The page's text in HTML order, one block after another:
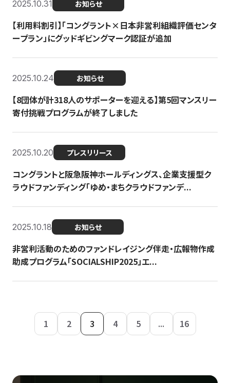
2025.10.31 お知らせ
【利用料割引】「コングラント×日本非営利組織評価センタ
ープラン」にグッドギビングマーク認証が追加
2025.10.24 お知らせ
【8団体が計318人のサポーターを迎える】​​第5回マンスリー
寄付挑戦プログラムが終了しました
2025.10.20 プレスリリース
コングラントと阪急阪神ホールディングス、企業支援型ク
ラウドファンディング「ゆめ・まちクラウドファンデ...
2025.10.18 お知らせ
非営利活動のためのファンドレイジング伴走・広報物作成
助成プログラム「SOCIALSHIP2025」エ...
1 2 3 4 5 ... 16